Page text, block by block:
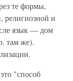
те формы,
религиозной и
язык — дом
там же).
"способ